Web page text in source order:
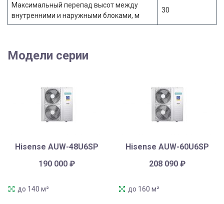
Максимальный перепад высот между
внутренними и наружными блоками, м
30
Модели серии
Hisense AUW-48U6SP
190 000 ₽
до 140 м²
Hisense AUW-60U6SP
208 090₽
до 160 м²